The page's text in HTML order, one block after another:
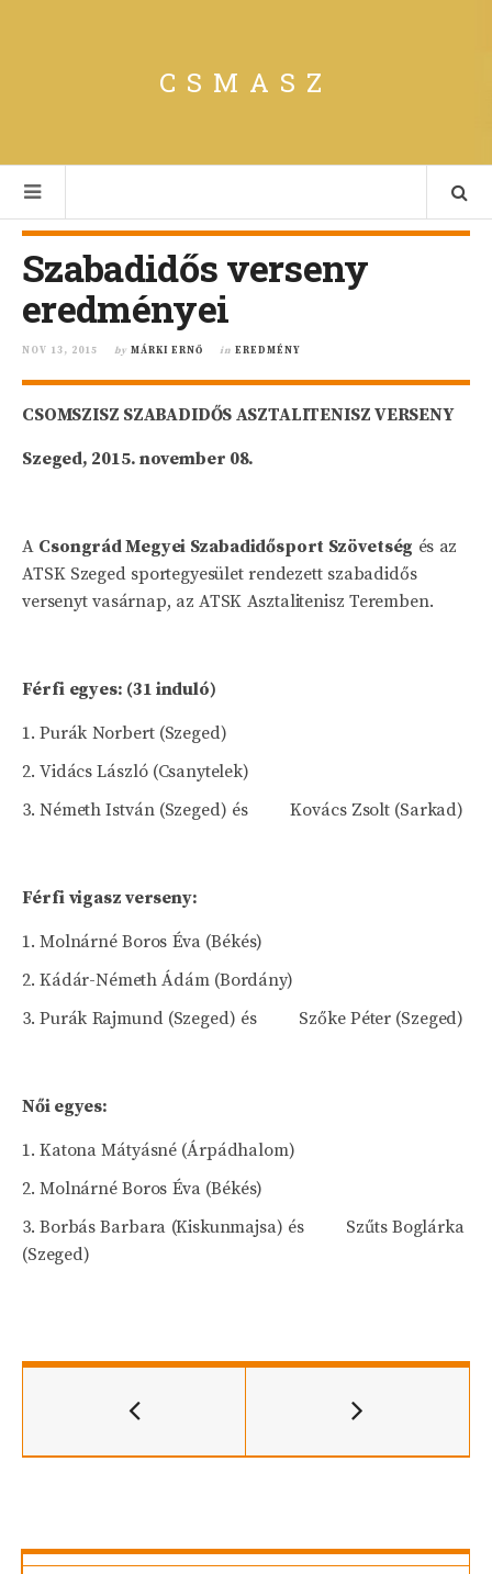
CSMASZ
Szabadidős verseny
eredményei
NOV 13, 2015 by MÁRKI ERNŐ in EREDMÉNY
CSOMSZISZ SZABADIDŐS ASZTALITENISZ VERSENY
Szeged, 2015. november 08.
A Csongrád Megyei Szabadidősport Szövetség és az
ATSK Szeged sportegyesület rendezett szabadidős
versenyt vasárnap, az ATSK Asztalitenisz Teremben.
Férfi egyes: (31 induló)
Purák Norbert (Szeged)
Vidács László (Csanytelek)
Németh István (Szeged) és Kovács Zsolt (Sarkad)
Férfi vigasz verseny:
Molnárné Boros Éva (Békés)
Kádár-Németh Ádám (Bordány)
Purák Rajmund (Szeged) és Szőke Péter (Szeged)
Női egyes:
Katona Mátyásné (Árpádhalom)
Molnárné Boros Éva (Békés)
Borbás Barbara (Kiskunmajsa) és Szűts Boglárka
(Szeged)